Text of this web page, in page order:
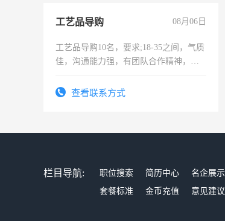
工艺品导购 08月06日
工艺品导购10名，要求;18-35之间，气质
佳，沟通能力强，有团队合作精神，有
查看联系方式
栏目导航: 职位搜索 简历中心 名企展示
套餐标准
金币充值 意见建议